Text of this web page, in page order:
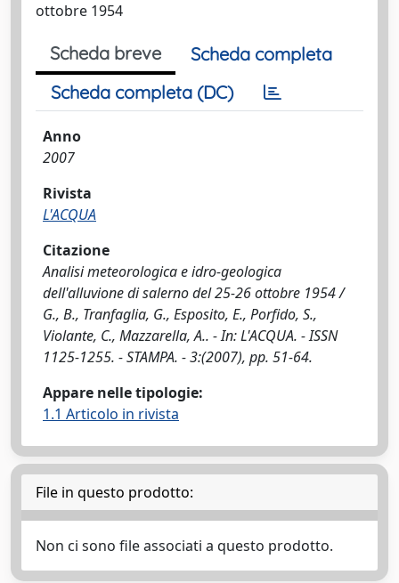
ottobre 1954
Scheda breve
Scheda completa
Scheda completa (DC)
Anno
2007
Rivista
L'ACQUA
Citazione
Analisi meteorologica e idro-geologica
dell'alluvione di salerno del 25-26 ottobre 1954 /
G., B., Tranfaglia, G., Esposito, E., Porfido, S.,
Violante, C., Mazzarella, A.. - In: L'ACQUA. - ISSN
1125-1255. - STAMPA. - 3:(2007), pp. 51-64.
Appare nelle tipologie:
1.1 Articolo in rivista
File in questo prodotto:
Non ci sono file associati a questo prodotto.